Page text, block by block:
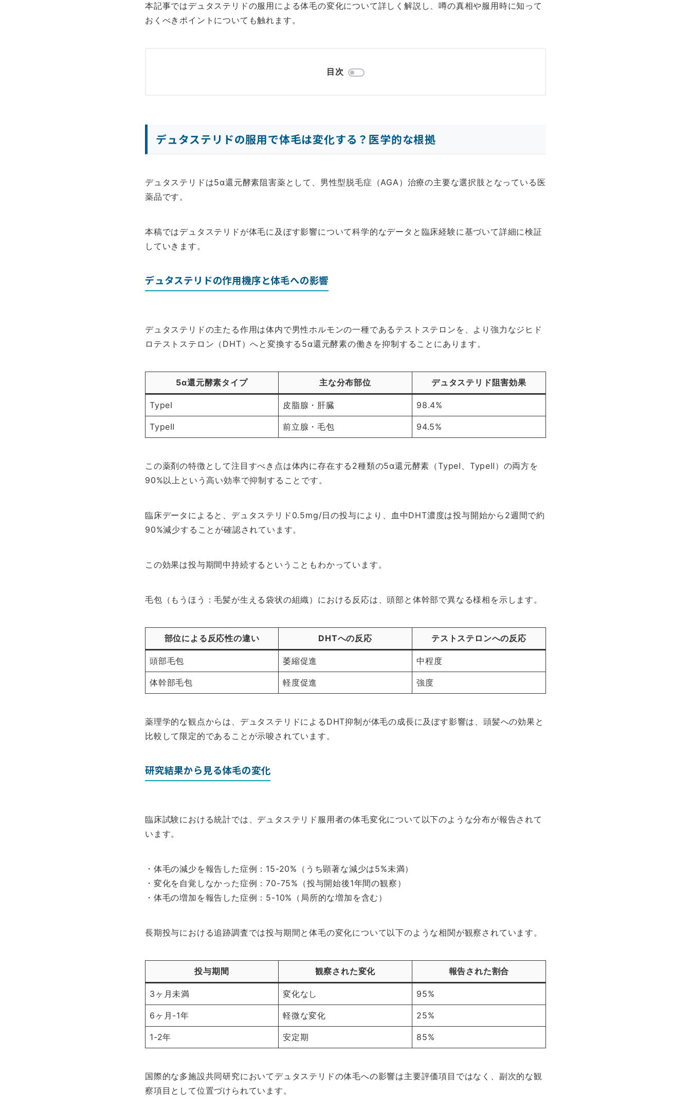
本記事ではデュタステリドの服用による体毛の変化について詳しく解説し、噂の真相や服用時に知って
おくべきポイントについても触れます。
目次
デュタステリドの服用で体毛は変化する？医学的な根拠
デュタステリドは5α還元酵素阻害薬として、男性型脱毛症（AGA）治療の主要な選択肢となっている医
薬品です。
本稿ではデュタステリドが体毛に及ぼす影響について科学的なデータと臨床経験に基づいて詳細に検証
していきます。
デュタステリドの作用機序と体毛への影響
デュタステリドの主たる作用は体内で男性ホルモンの一種であるテストステロンを、より強力なジヒド
ロテストステロン（DHT）へと変換する5α還元酵素の働きを抑制することにあります。
5α還元酵素タイプ 主な分布部位 デュタステリド阻害効果
TypeⅠ 皮脂腺・肝臓 98.4%
TypeⅡ 前立腺・毛包 94.5%
この薬剤の特徴として注目すべき点は体内に存在する2種類の5α還元酵素（TypeⅠ、TypeⅡ）の両方を
90%以上という高い効率で抑制することです。
臨床データによると、デュタステリド0.5mg/日の投与により、血中DHT濃度は投与開始から2週間で約
90%減少することが確認されています。
この効果は投与期間中持続するということもわかっています。
毛包（もうほう：毛髪が生える袋状の組織）における反応は、頭部と体幹部で異なる様相を示します。
部位による反応性の違い DHTへの反応 テストステロンへの反応
頭部毛包 萎縮促進 中程度
体幹部毛包 軽度促進 強度
薬理学的な観点からは、デュタステリドによるDHT抑制が体毛の成長に及ぼす影響は、頭髪への効果と
比較して限定的であることが示唆されています。
研究結果から見る体毛の変化
臨床試験における統計では、デュタステリド服用者の体毛変化について以下のような分布が報告されて
います。
・体毛の減少を報告した症例：15-20%（うち顕著な減少は5%未満）
・変化を自覚しなかった症例：70-75%（投与開始後1年間の観察）
・体毛の増加を報告した症例：5-10%（局所的な増加を含む）
長期投与における追跡調査では投与期間と体毛の変化について以下のような相関が観察されています。
投与期間 観察された変化 報告された割合
3ヶ月未満 変化なし 95%
6ヶ月-1年 軽微な変化 25%
1-2年 安定期 85%
国際的な多施設共同研究においてデュタステリドの体毛への影響は主要評価項目ではなく、副次的な観
察項目として位置づけられています。